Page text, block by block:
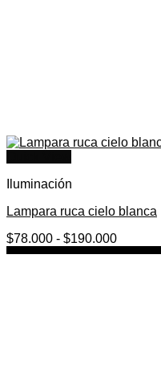
Iluminación
Lampara ruca cielo blanca
$78.000 - $190.000Rango
de